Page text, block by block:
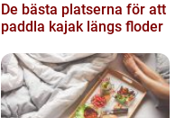
De bästa platserna för att
paddla kajak längs floder